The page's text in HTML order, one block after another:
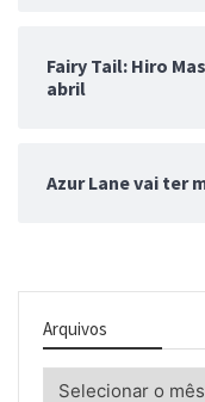
Fairy Tail: Hiro
abril
Azur Lane vai ter
Arquivos